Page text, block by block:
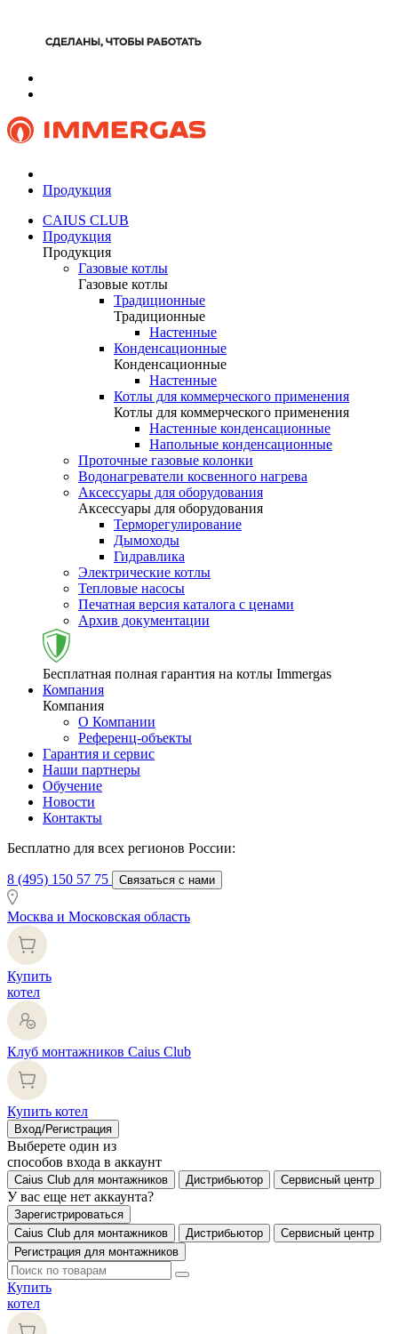
Продукция
CAIUS CLUB
Продукция
Продукция
Газовые котлы
Газовые котлы
Традиционные
Традиционные
Настенные
Конденсационные
Конденсационные
Настенные
Котлы для коммерческого применения
Котлы для коммерческого применения
Настенные конденсационные
Напольные конденсационные
Проточные газовые колонки
Водонагреватели косвенного нагрева
Аксессуары для оборудования
Аксессуары для оборудования
Терморегулирование
Дымоходы
Гидравлика
Электрические котлы
Тепловые насосы
Печатная версия каталога с ценами
Архив документации
Бесплатная полная гарантия на котлы Immergas
Компания
Компания
О Компании
Референц-объекты
Гарантия и сервис
Наши партнеры
Обучение
Новости
Контакты
Бесплатно для всех регионов России:
8 (495) 150 57 75 Связаться с нами
Москва и Московская область
Купить
котел
Клуб монтажников Caius Club
Купить котел
Вход/Регистрация
Выберете один из
способов входа в аккаунт
Caius Club для монтажников Дистрибьютор Сервисный центр
У вас еще нет аккаунта?
Зарегистрироваться
Caius Club для монтажников
Дистрибьютор
Сервисный центр
Регистрация для монтажников
Купить
котел